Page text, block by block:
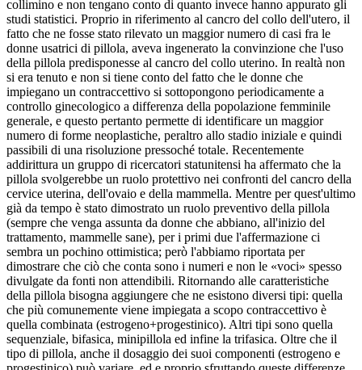
collimino e non tengano conto di quanto invece hanno appurato gli
studi statistici. Proprio in riferimento al cancro del collo dell'utero, il
fatto che ne fosse stato rilevato un maggior numero di casi fra le
donne usatrici di pillola, aveva ingenerato la convinzione che l'uso
della pillola predisponesse al cancro del collo uterino. In realtà non
si era tenuto e non si tiene conto del fatto che le donne che
impiegano un contraccettivo si sottopongono periodicamente a
controllo ginecologico a differenza della popolazione femminile
generale, e questo pertanto permette di identificare un maggior
numero di forme neoplastiche, peraltro allo stadio iniziale e quindi
passibili di una risoluzione pressoché totale. Recentemente
addirittura un gruppo di ricercatori statunitensi ha affermato che la
pillola svolgerebbe un ruolo protettivo nei confronti del cancro della
cervice uterina, dell'ovaio e della mammella. Mentre per quest'ultimo
già da tempo è stato dimostrato un ruolo preventivo della pillola
(sempre che venga assunta da donne che abbiano, all'inizio del
trattamento, mammelle sane), per i primi due l'affermazione ci
sembra un pochino ottimistica; però l'abbiamo riportata per
dimostrare che ciò che conta sono i numeri e non le «voci» spesso
divulgate da fonti non attendibili. Ritornando alle caratteristiche
della pillola bisogna aggiungere che ne esistono diversi tipi: quella
che più comunemente viene impiegata a scopo contraccettivo è
quella combinata (estrogeno+progestinico). Altri tipi sono quella
sequenziale, bifasica, minipillola ed infine la trifasica. Oltre che il
tipo di pillola, anche il dosaggio dei suoi componenti (estrogeno e